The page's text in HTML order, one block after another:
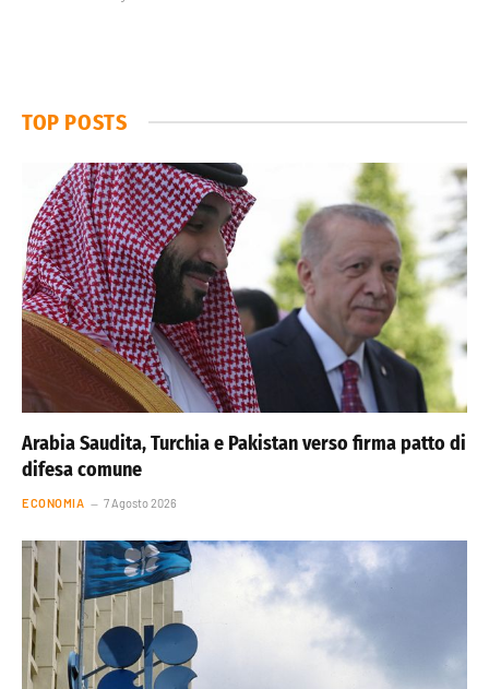
TOP POSTS
Arabia Saudita, Turchia e Pakistan verso firma patto di
difesa comune
ECONOMIA 7 Agosto 2026